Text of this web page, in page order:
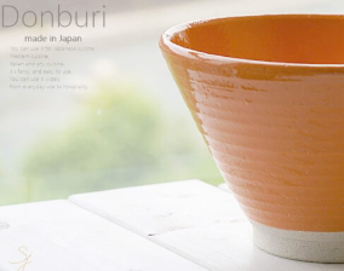
地の恵みで生きているシリーズ
2023/3/31
≪おすすめ≫ぬくもりカラーでほっこり